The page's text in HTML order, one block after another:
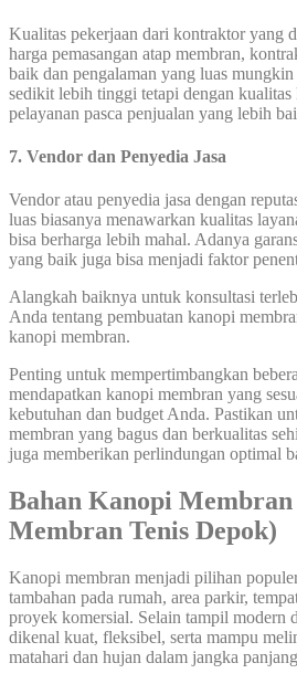
Kualitas pekerjaan dari kontraktor yang
harga pemasangan atap membran,
baik dan pengalaman yang luas
sedikit lebih tinggi tetapi dengan
pelayanan pasca penjualan yang lebih
7. Vendor dan Penyedia Jasa
Vendor atau penyedia jasa dengan
luas biasanya menawarkan kualitas
bisa berharga lebih mahal. Adanya
yang baik juga bisa menjadi faktor
Alangkah baiknya untuk konsultasi
Anda tentang pembuatan kanopi
kanopi membran.
Penting untuk mempertimbangkan
mendapatkan kanopi membran yang
kebutuhan dan budget Anda. Pastikan
membran yang bagus dan berkualitas
juga memberikan perlindungan optimal
Bahan Kanopi
Membran Tenis Depok)
Kanopi membran menjadi pilihan
tambahan pada rumah, area parkir,
proyek komersial. Selain tampil modern
dikenal kuat, fleksibel, serta mampu
matahari dan hujan dalam jangka